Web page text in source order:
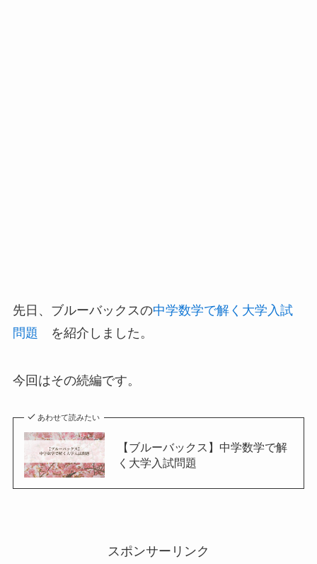
先日、ブルーバックスの中学数学で解く大学入試
問題 を紹介しました。
今回はその続編です。
あわせて読みたい
【ブルーバックス】中学数学で解
く大学入試問題
スポンサーリンク